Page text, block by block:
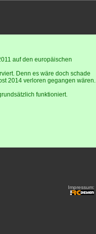
auf den europäischen
Denn es wäre doch schade
2014 verloren gegangen wären.
funktioniert.
Impressum: